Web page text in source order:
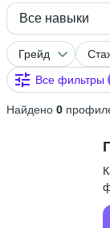
Все навыки
Грейд
Все фильтры
Найдено 0